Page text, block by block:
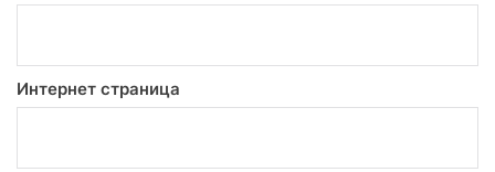
Интернет страница